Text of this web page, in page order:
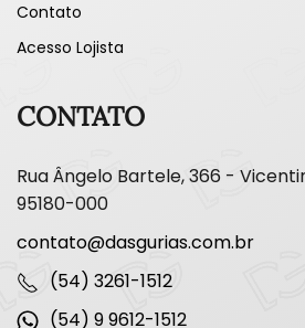
Contato
Acesso Lojista
CONTATO
Rua Ângelo Bartele, 366 -
95180-000
contato@dasgurias.com.br
(54) 3261-1512
(54) 9 9612-1512